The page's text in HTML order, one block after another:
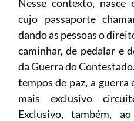
Nesse contexto, nasce
cujo passaporte
dando as pessoas o
caminhar, de pedalar e
da Guerra do
tempos de paz, a guerra
mais exclusivo
Exclusivo, também,